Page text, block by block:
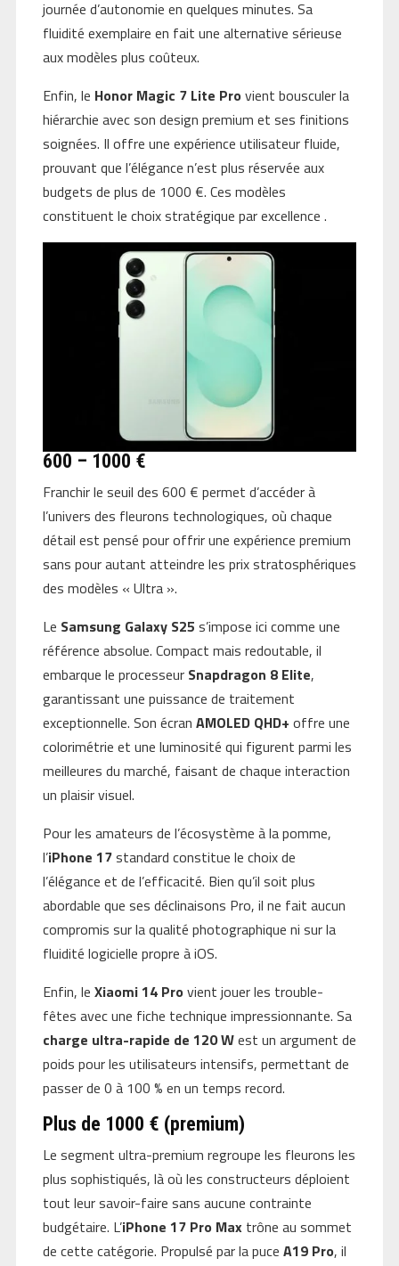
journée d’autonomie en quelques minutes. Sa
fluidité exemplaire en fait une alternative sérieuse
aux modèles plus coûteux.
Enfin, le Honor Magic 7 Lite Pro vient bousculer la
hiérarchie avec son design premium et ses finitions
soignées. Il offre une expérience utilisateur fluide,
prouvant que l’élégance n’est plus réservée aux
budgets de plus de 1000 €. Ces modèles
constituent le choix stratégique par excellence .
600 – 1000 €
Franchir le seuil des 600 € permet d’accéder à
l’univers des fleurons technologiques, où chaque
détail est pensé pour offrir une expérience premium
sans pour autant atteindre les prix stratosphériques
des modèles « Ultra ».
Le Samsung Galaxy S25 s’impose ici comme une
référence absolue. Compact mais redoutable, il
embarque le processeur Snapdragon 8 Elite,
garantissant une puissance de traitement
exceptionnelle. Son écran AMOLED QHD+ offre une
colorimétrie et une luminosité qui figurent parmi les
meilleures du marché, faisant de chaque interaction
un plaisir visuel.
Pour les amateurs de l’écosystème à la pomme,
l’iPhone 17standard constitue le choix de
l’élégance et de l’efficacité. Bien qu’il soit plus
abordable que ses déclinaisons Pro, il ne fait aucun
compromis sur la qualité photographique ni sur la
fluidité logicielle propre à iOS.
Enfin, le Xiaomi 14 Pro vient jouer les trouble-
fêtes avec une fiche technique impressionnante. Sa
charge ultra-rapide de 120 West un argument de
poids pour les utilisateurs intensifs, permettant de
passer de 0 à 100 % en un temps record.
Plus de 1000 € (premium)
Le segment ultra-premium regroupe les fleurons les
plus sophistiqués, là où les constructeurs déploient
tout leur savoir-faire sans aucune contrainte
budgétaire. L’iPhone 17 Pro Maxtrône au sommet
de cette catégorie. Propulsé par la puce A19 Pro, il